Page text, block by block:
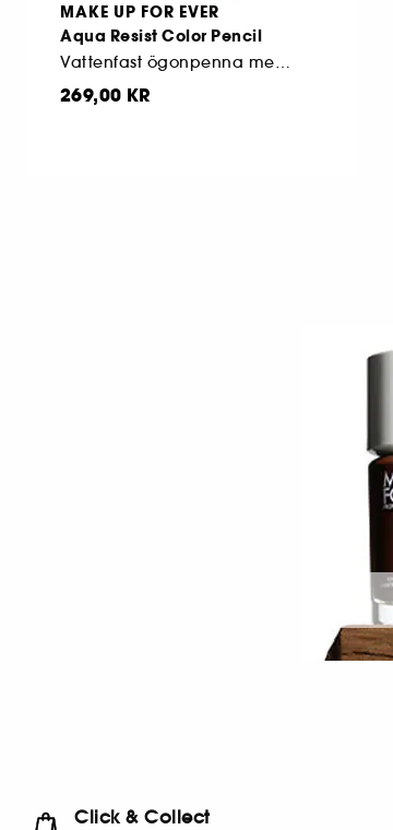
MAKE UP FOR EVER
Aqua Resist Color Pencil
Vattenfast ögonpenna med extrem stadga i 24 timmar*
269,00 KR
Click & Collect